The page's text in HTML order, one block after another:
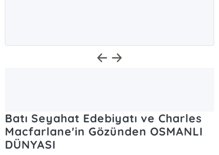
Batı Seyahat Edebiyatı ve Charles
Macfarlane'in Gözünden OSMANLI
DÜNYASI